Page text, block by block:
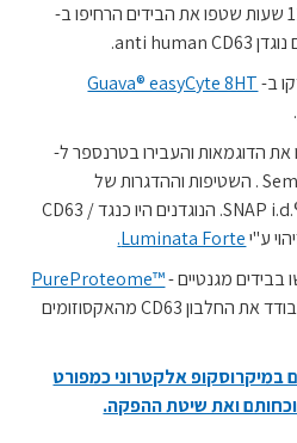
עם human CD63. לאחר 12-24 שעות שטפו את הבידים הרחיפו ב-
Guava® easyCyte 8HT
.
במערכת Semi Dry . השטיפות וההדגרות של
הממברנה ניתן לעשות עם SNAP i.d.® 2.0. הנוגדנים היו כנגד CD63 /
Luminata Forte.
PureProteome™
לבודד את החלבון CD63 מהאקסוזומים
במיקרוסקופ אלקטרוני כמפורט
ואת שיטת ההפקה.